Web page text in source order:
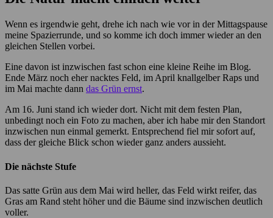
Wenn es irgendwie geht, drehe ich nach wie vor in der Mittagspause
meine Spazierrunde, und so komme ich doch immer wieder an den
gleichen Stellen vorbei.
Eine davon ist inzwischen fast schon eine kleine Reihe im Blog.
Ende März noch eher nacktes Feld, im April knallgelber Raps und
im Mai machte dann das Grün ernst.
Am 16. Juni stand ich wieder dort. Nicht mit dem festen Plan,
unbedingt noch ein Foto zu machen, aber ich habe mir den Standort
inzwischen nun einmal gemerkt. Entsprechend fiel mir sofort auf,
dass der gleiche Blick schon wieder ganz anders aussieht.
Die nächste Stufe
Das satte Grün aus dem Mai wird heller, das Feld wirkt reifer, das
Gras am Rand steht höher und die Bäume sind inzwischen deutlich
voller.